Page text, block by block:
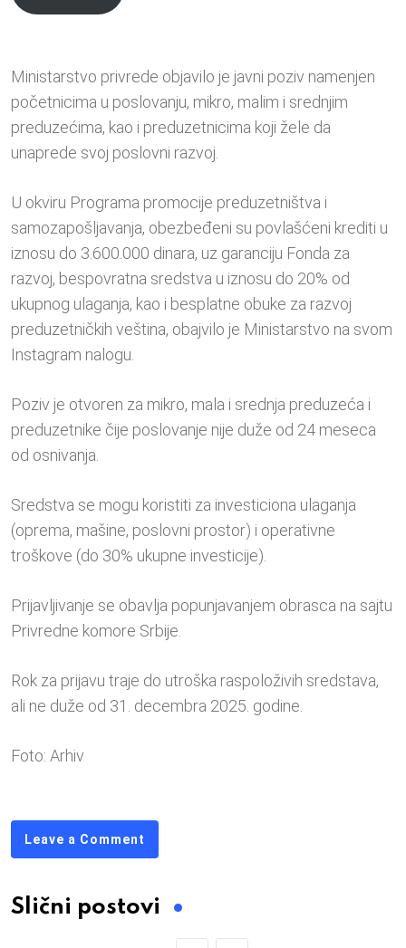
Ministarstvo privrede objavilo je javni poziv namenjen
početnicima u poslovanju, mikro, malim i srednjim
preduzećima, kao i preduzetnicima koji žele da
unaprede svoj poslovni razvoj.
U okviru Programa promocije preduzetništva i
samozapošljavanja, obezbeđeni su povlašćeni krediti u
iznosu do 3.600.000 dinara, uz garanciju Fonda za
razvoj, bespovratna sredstva u iznosu do 20% od
ukupnog ulaganja, kao i besplatne obuke za razvoj
preduzetničkih veština, obajvilo je Ministarstvo na svom
Instagram nalogu.
Poziv je otvoren za mikro, mala i srednja preduzeća i
preduzetnike čije poslovanje nije duže od 24 meseca
od osnivanja.
Sredstva se mogu koristiti za investiciona ulaganja
(oprema, mašine, poslovni prostor) i operativne
troškove (do 30% ukupne investicije).
Prijavljivanje se obavlja popunjavanjem obrasca na sajtu
Privredne komore Srbije.
Rok za prijavu traje do utroška raspoloživih sredstava,
ali ne duže od 31. decembra 2025. godine.
Foto: Arhiv
Leave a Comment
Slični postovi